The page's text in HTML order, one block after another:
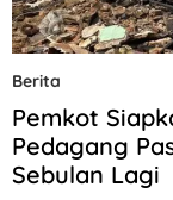
Berita
Pemkot
Pedagang
Sebulan Lagi